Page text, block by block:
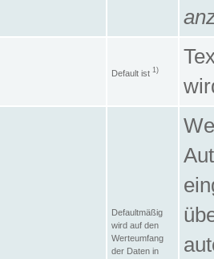
Default ist 1)
Defaultmäßig
wird auf den
Werteumfang
der Daten in